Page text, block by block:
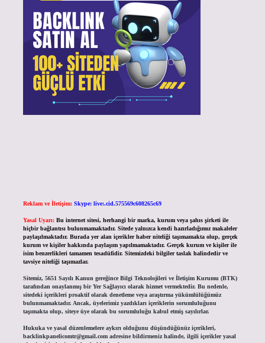
Reklam ve İletişim: Skype: live:.cid.575569c608265c69
Yasal Uyarı: Bu internet sitesi, herhangi bir marka, kurum veya şahıs şirketi ile
hiçbir bağlantısı bulunmamaktadır. Sitede yalnızca kendi hazırladığımız makaleler
paylaşılmaktadır. Burada yer alan içerikler haber niteliği taşımamakta olup, gerçek
kurum ve kişiler hakkında paylaşım yapılmamaktadır. Gerçek kurum ve kişiler ile
isim benzerlikleri tamamen tesadüfidir. Sitemizdeki bilgiler taslak halindedir ve
tavsiye niteliği taşımazlar.
Sitemiz, 5651 Sayılı Kanun gereğince Bilgi Teknolojileri ve İletişim Kurumu (BTK)
tarafından onaylanmış bir Yer Sağlayıcı olarak hizmet vermektedir. Bu nedenle,
sitedeki içerikleri proaktif olarak denetleme veya araştırma yükümlülüğümüz
bulunmamaktadır. Ancak, üyelerimiz yazdıkları içeriklerin sorumluluğunu
taşımakta olup, siteye üye olarak bu sorumluluğu kabul etmiş sayılırlar.
Hukuka ve yasal düzenlemelere aykırı olduğunu düşündüğünüz içerikleri,
backlinkpanelicomtr@gmail.comadresine bildirmeniz halinde, ilgili içerikler yasal